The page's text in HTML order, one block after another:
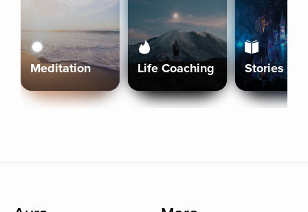
Meditation Life Coaching Stories